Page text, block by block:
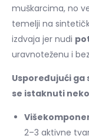
muškarcima, no
temelji na
izdvaja jer nudi
uravnoteženu i
Uspoređujući
se istaknuti
2–3 aktivne